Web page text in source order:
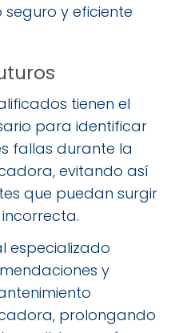
y eficiente
tienen el
para identificar
fallas durante la
evitando así
que puedan surgir
especializado
y
prolongando